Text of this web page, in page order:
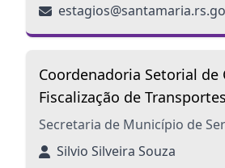
Coordenadoria Setorial de
Fiscalização de Transportes
Secretaria de Município de
Silvio Silveira Souza